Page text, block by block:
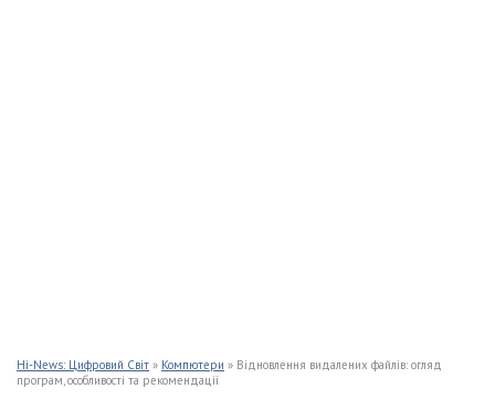
Hi-News: Цифровий Світ » Компютери » Відновлення видалених файлів: огляд
програм, особливості та рекомендації